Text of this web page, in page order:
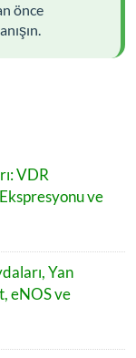
önce
VDR
ve
Yan
eNOS ve